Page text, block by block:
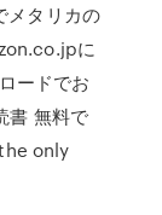
タリカの
に
ードでお
書 無料で
only